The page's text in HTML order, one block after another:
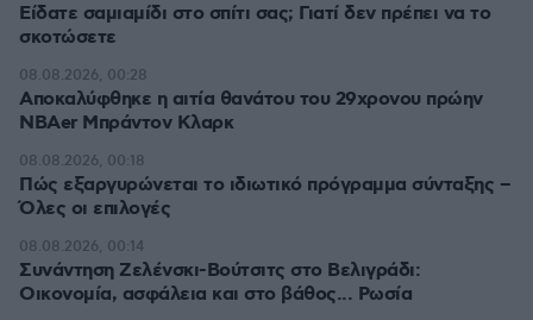
Είδατε σαμιαμίδι στο σπίτι σας; Γιατί δεν πρέπει να το
σκοτώσετε
Αποκαλύφθηκε η αιτία θανάτου του 29χρονου πρώην
NBAer Μπράντον Κλαρκ
08.08.2026, 00:28
Πώς εξαργυρώνεται το ιδιωτικό πρόγραμμα σύνταξης –
Όλες οι επιλογές
08.08.2026, 00:18
Συνάντηση Ζελένσκι-Βούτσιτς στο Βελιγράδι:
Οικονομία, ασφάλεια και στο βάθος... Ρωσία
08.08.2026, 00:14